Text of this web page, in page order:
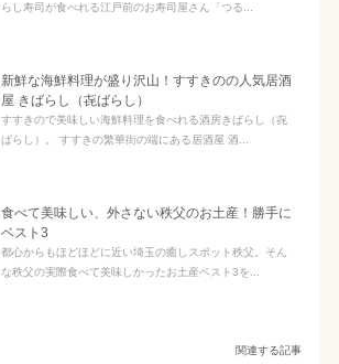
らし寿司が食べれる江戸前のお寿司屋さん「つる...
新鮮な海鮮料理が盛り沢山！すすきのの人気居酒
屋 きばらし（㐂ばらし）
すすきので美味しい海鮮料理を食べれる酒房きばらし（㐂
ばらし）。 すすきの繁華街の端にある居酒屋 酒...
食べて美味しい、外さない秩父のお土産！勝手に
ベスト3
都心からもほどほどに近い埼玉の癒しスポット秩父。そん
な秩父の実際食べて美味しかったお土産ベスト3を...
関連する記事